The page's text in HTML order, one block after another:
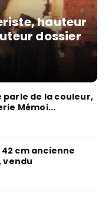
hauteur
dossier
parle de la couleur,
Mémoi...
42 cm ancienne
vendu